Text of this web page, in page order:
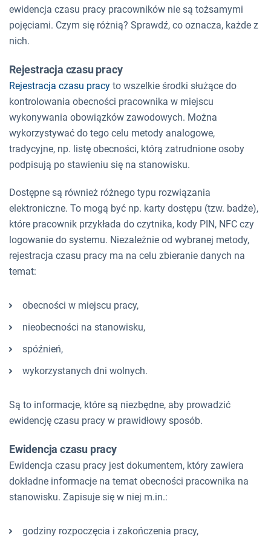
ewidencja czasu pracy pracowników nie są tożsamymi
pojęciami. Czym się różnią? Sprawdź, co oznacza, każde z
nich.
Rejestracja czasu pracy
Rejestracja czasu pracy to wszelkie środki służące do
kontrolowania obecności pracownika w miejscu
wykonywania obowiązków zawodowych. Można
wykorzystywać do tego celu metody analogowe,
tradycyjne, np. listę obecności, którą zatrudnione osoby
podpisują po stawieniu się na stanowisku.
Dostępne są również różnego typu rozwiązania
elektroniczne. To mogą być np. karty dostępu (tzw. badże),
które pracownik przykłada do czytnika, kody PIN, NFC czy
logowanie do systemu. Niezależnie od wybranej metody,
rejestracja czasu pracy ma na celu zbieranie danych na
temat:
obecności w miejscu pracy,
nieobecności na stanowisku,
spóźnień,
wykorzystanych dni wolnych.
Są to informacje, które są niezbędne, aby prowadzić
ewidencję czasu pracy w prawidłowy sposób.
Ewidencja czasu pracy
Ewidencja czasu pracy jest dokumentem, który zawiera
dokładne informacje na temat obecności pracownika na
stanowisku. Zapisuje się w niej m.in.:
godziny rozpoczęcia i zakończenia pracy,